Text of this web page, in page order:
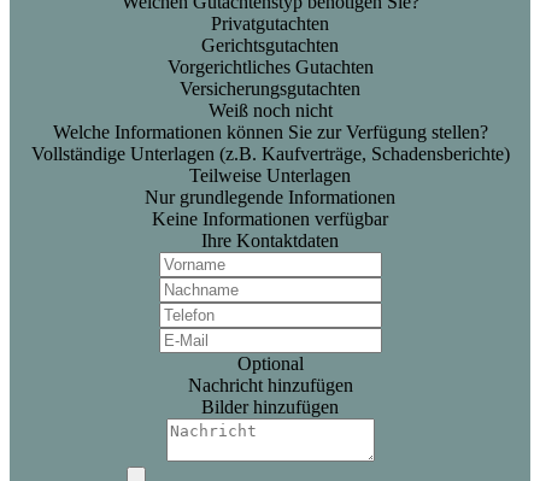
Privatgutachten
Gerichtsgutachten
Vorgerichtliches Gutachten
Versicherungsgutachten
Weiß noch nicht
Welche Informationen können Sie zur Verfügung stellen?
Vollständige Unterlagen (z.B. Kaufverträge, Schadensberichte)
Teilweise Unterlagen
Nur grundlegende Informationen
Keine Informationen verfügbar
Ihre Kontaktdaten
Optional
Nachricht hinzufügen
Bilder hinzufügen